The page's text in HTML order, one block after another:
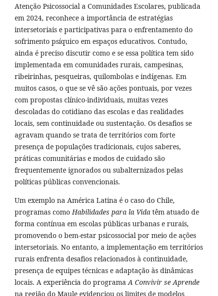
Atenção Psicossocial a Comunidades Escolares, publicada
em 2024, reconhece a importância de estratégias
intersetoriais e participativas para o enfrentamento do
sofrimento psíquico em espaços educativos. Contudo,
ainda é preciso discutir como e se essa política tem sido
implementada em comunidades rurais, campesinas,
ribeirinhas, pesqueiras, quilombolas e indígenas. Em
muitos casos, o que se vê são ações pontuais, por vezes
com propostas clínico-individuais, muitas vezes
descoladas do cotidiano das escolas e das realidades
locais, sem continuidade ou sustentação. Os desafios se
agravam quando se trata de territórios com forte
presença de populações tradicionais, cujos saberes,
práticas comunitárias e modos de cuidado são
frequentemente ignorados ou subalternizados pelas
políticas públicas convencionais.
Um exemplo na América Latina é o caso do Chile,
programas comoHabilidades para la Vida têm atuado de
forma contínua em escolas públicas urbanas e rurais,
promovendo o bem-estar psicossocial por meio de ações
intersetoriais. No entanto, a implementação em territórios
rurais enfrenta desafios relacionados à continuidade,
presença de equipes técnicas e adaptação às dinâmicas
locais. A experiência do programaA Convivir se Aprende
na região do Maule evidenciou os limites de modelos